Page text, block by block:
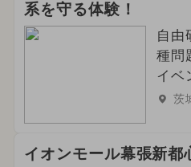
系を守る体験！
自由
種問
イベ
茨
イオンモール幕張新都